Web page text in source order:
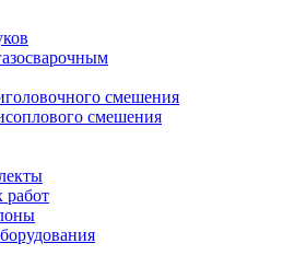
смешения
смешения
работ